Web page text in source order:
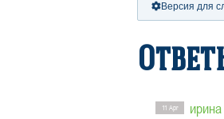
Версия для
11 Apr